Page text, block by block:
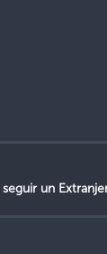
de Saldos en caso de que no cumpla